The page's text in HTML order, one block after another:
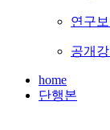
연구
공개강
home
단행본